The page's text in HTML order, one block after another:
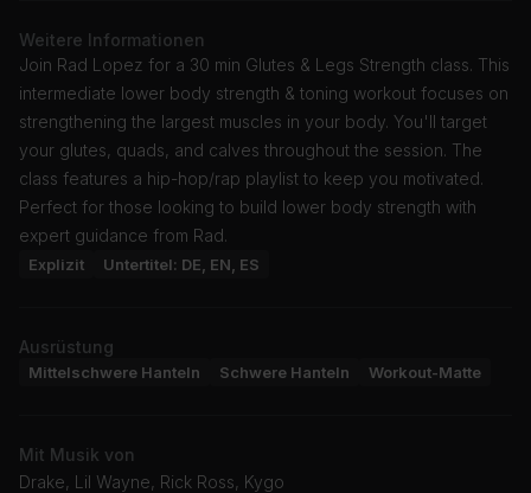
Weitere Informationen
Join Rad Lopez for a 30 min Glutes & Legs Strength class. This
intermediate lower body strength & toning workout focuses on
strengthening the largest muscles in your body. You'll target
your glutes, quads, and calves throughout the session. The
class features a hip-hop/rap playlist to keep you motivated.
Perfect for those looking to build lower body strength with
expert guidance from Rad.
Explizit Untertitel: DE, EN, ES
Ausrüstung
Mittelschwere Hanteln Schwere Hanteln Workout-Matte
Mit Musik von
Drake, Lil Wayne, Rick Ross, Kygo